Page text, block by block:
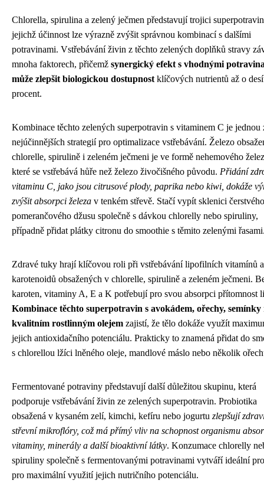
Chlorella, spirulina a zelený ječmen představují trojici
jejichž účinnost lze výrazně zvýšit správnou kombinací s dalšími
potravinami. Vstřebávání živin z těchto zelených doplňků stravy
mnoha faktorech, přičemž synergický efekt s vhodnými
může zlepšit biologickou dostupnost klíčových nutrientů až o
procent.
Kombinace těchto zelených superpotravin s vitaminem C je jednou
nejúčinnějších strategií pro optimalizace vstřebávání. Železo
chlorelle, spirulině i zeleném ječmeni je ve formě nehemového
které se vstřebává hůře než železo živočišného původu. Přidání
vitaminu C, jako jsou citrusové plody, paprika nebo kiwi, dokáže
zvýšit absorpci železa v tenkém střevě. Stačí vypít sklenici čerstvého
pomerančového džusu společně s dávkou chlorelly nebo spiruliny,
případně přidat plátky citronu do smoothie s těmito zelenými
Zdravé tuky hrají klíčovou roli při vstřebávání lipofilních vitamínů a
karotenoidů obsažených v chlorelle, spirulině a zeleném ječmeni.
karoten, vitaminy A, E a K potřebují pro svou absorpci přítomnost
Kombinace těchto superpotravin s avokádem, ořechy, semínky
kvalitním rostlinným olejem zajistí, že tělo dokáže využít
jejich antioxidačního potenciálu. Prakticky to znamená přidat do
s chlorellou lžíci lněného oleje, mandlové máslo nebo několik
Fermentované potraviny představují další důležitou skupinu, která
podporuje vstřebávání živin ze zelených superpotravin. Probiotika
obsažená v kysaném zelí, kimchi, kefíru nebo jogurtu zlepšují
střevní mikroflóry, což má přímý vliv na schopnost organismu
vitaminy, minerály a další bioaktivní látky. Konzumace chlorelly
spiruliny společně s fermentovanými potravinami vytváří ideální
pro maximální využití jejich nutričního potenciálu.